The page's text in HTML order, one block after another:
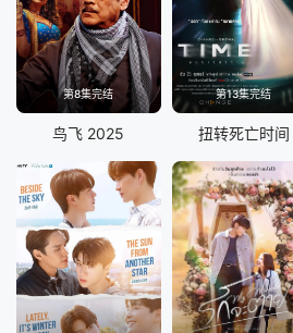
第8集完结
鸟飞 2025
第13集完结
扭转死亡时间